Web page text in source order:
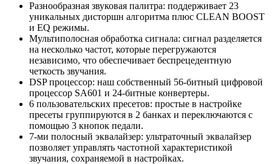
Разнообразная звуковая палитра: поддерживает 23
уникальных дисторшн алгоритма плюс CLEAN BOOST
и EQ режимы.
Мультиполосная обработка сигнала: сигнал разделяется
на несколько частот, которые перегружаются
независимо, что обеспечивает беспрецедентную
четкость звучания.
DSP процессор: наш собственный 56-битный цифровой
процессор SA601 и 24-битные конвертеры.
6 пользовательских пресетов: простые в настройке
пресеты группируются в 2 банках и переключаются с
помощью 3 кнопок педали.
7-ми полосный эквалайзер: ультраточный эквалайзер
позволяет управлять частотной характеристикой
звучания, сохраняемой в настройках.